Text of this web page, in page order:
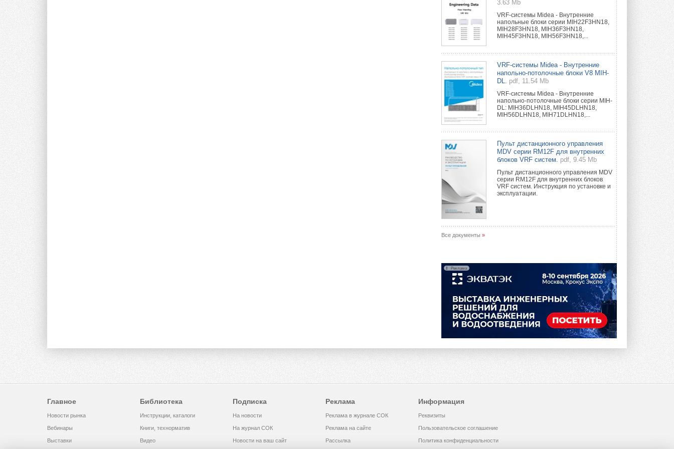
3.63 Mb
VRF-системы Midea - Внутренние
напольные блоки серии MIH22F3HN18,
MIH28F3HN18, MIH36F3HN18,
MIH45F3HN18, MIH56F3HN18,...
VRF-системы Midea - Внутренние
напольно-потолочные блоки V8 MIH-
DL.
pdf, 11.54 Mb
VRF-системы Midea - Внутренние
напольно-потолочные блоки серии MIH-
DL: MIH36DLHN18, MIH45DLHN18,
MIH56DLHN18, MIH71DLHN18,...
Пульт дистанционного управления
MDV серии RM12F для внутренних
блоков VRF систем.
pdf, 9.45 Mb
Пульт дистанционного управления MDV
серии RM12F для внутренних блоков
VRF систем. Инструкция по установке и
эксплуатации.
Все документы »
Реклама
Главное
Новости рынка
Вебинары
Выставки
Библиотека
Инструкции, каталоги
Книги, технорматив
Видео
Подписка
На новости
На журнал СОК
Новости на ваш сайт
Реклама
Реклама в журнале СОК
Реклама на сайте
Рассылка
Информация
Реквизиты
Пользовательское соглашение
Политика конфиденциальности